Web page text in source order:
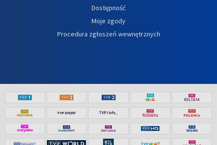
Dostępność
Moje zgody
Procedura zgłoszeń wewnętrznych